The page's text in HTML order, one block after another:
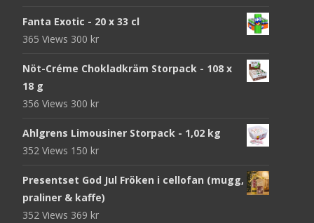
Fanta Exotic - 20 x 33 cl
365 Views 300 kr
Nöt-Créme Chokladkräm Storpack - 108 x
18 g
356 Views 300 kr
Ahlgrens Limousiner Storpack - 1,02 kg
352 Views 150 kr
Presentset God Jul Fröken i cellofan (mugg,
praliner & kaffe)
352 Views 369 kr